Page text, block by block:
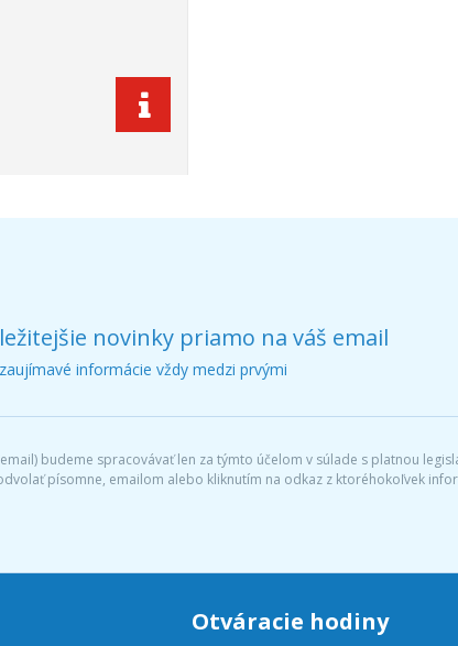
novinky priamo na váš email
informácie vždy medzi prvými
budeme spracovávať len za týmto účelom v súlade s platnou
písomne, emailom alebo kliknutím na odkaz z ktoréhokoľvek
Otváracie hodiny